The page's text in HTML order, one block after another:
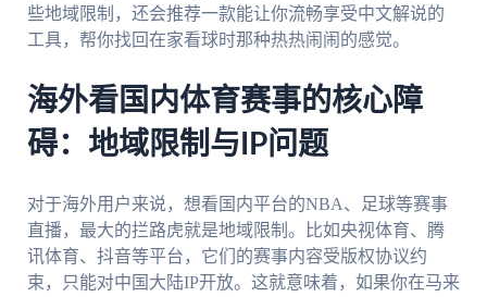
些地域限制，还会推荐一款能让你流畅享受中文解说的
工具，帮你找回在家看球时那种热热闹闹的感觉。
海外看国内体育赛事的核心障
碍：地域限制与IP问题
对于海外用户来说，想看国内平台的NBA、足球等赛事
直播，最大的拦路虎就是地域限制。比如央视体育、腾
讯体育、抖音等平台，它们的赛事内容受版权协议约
束，只能对中国大陆IP开放。这就意味着，如果你在马来